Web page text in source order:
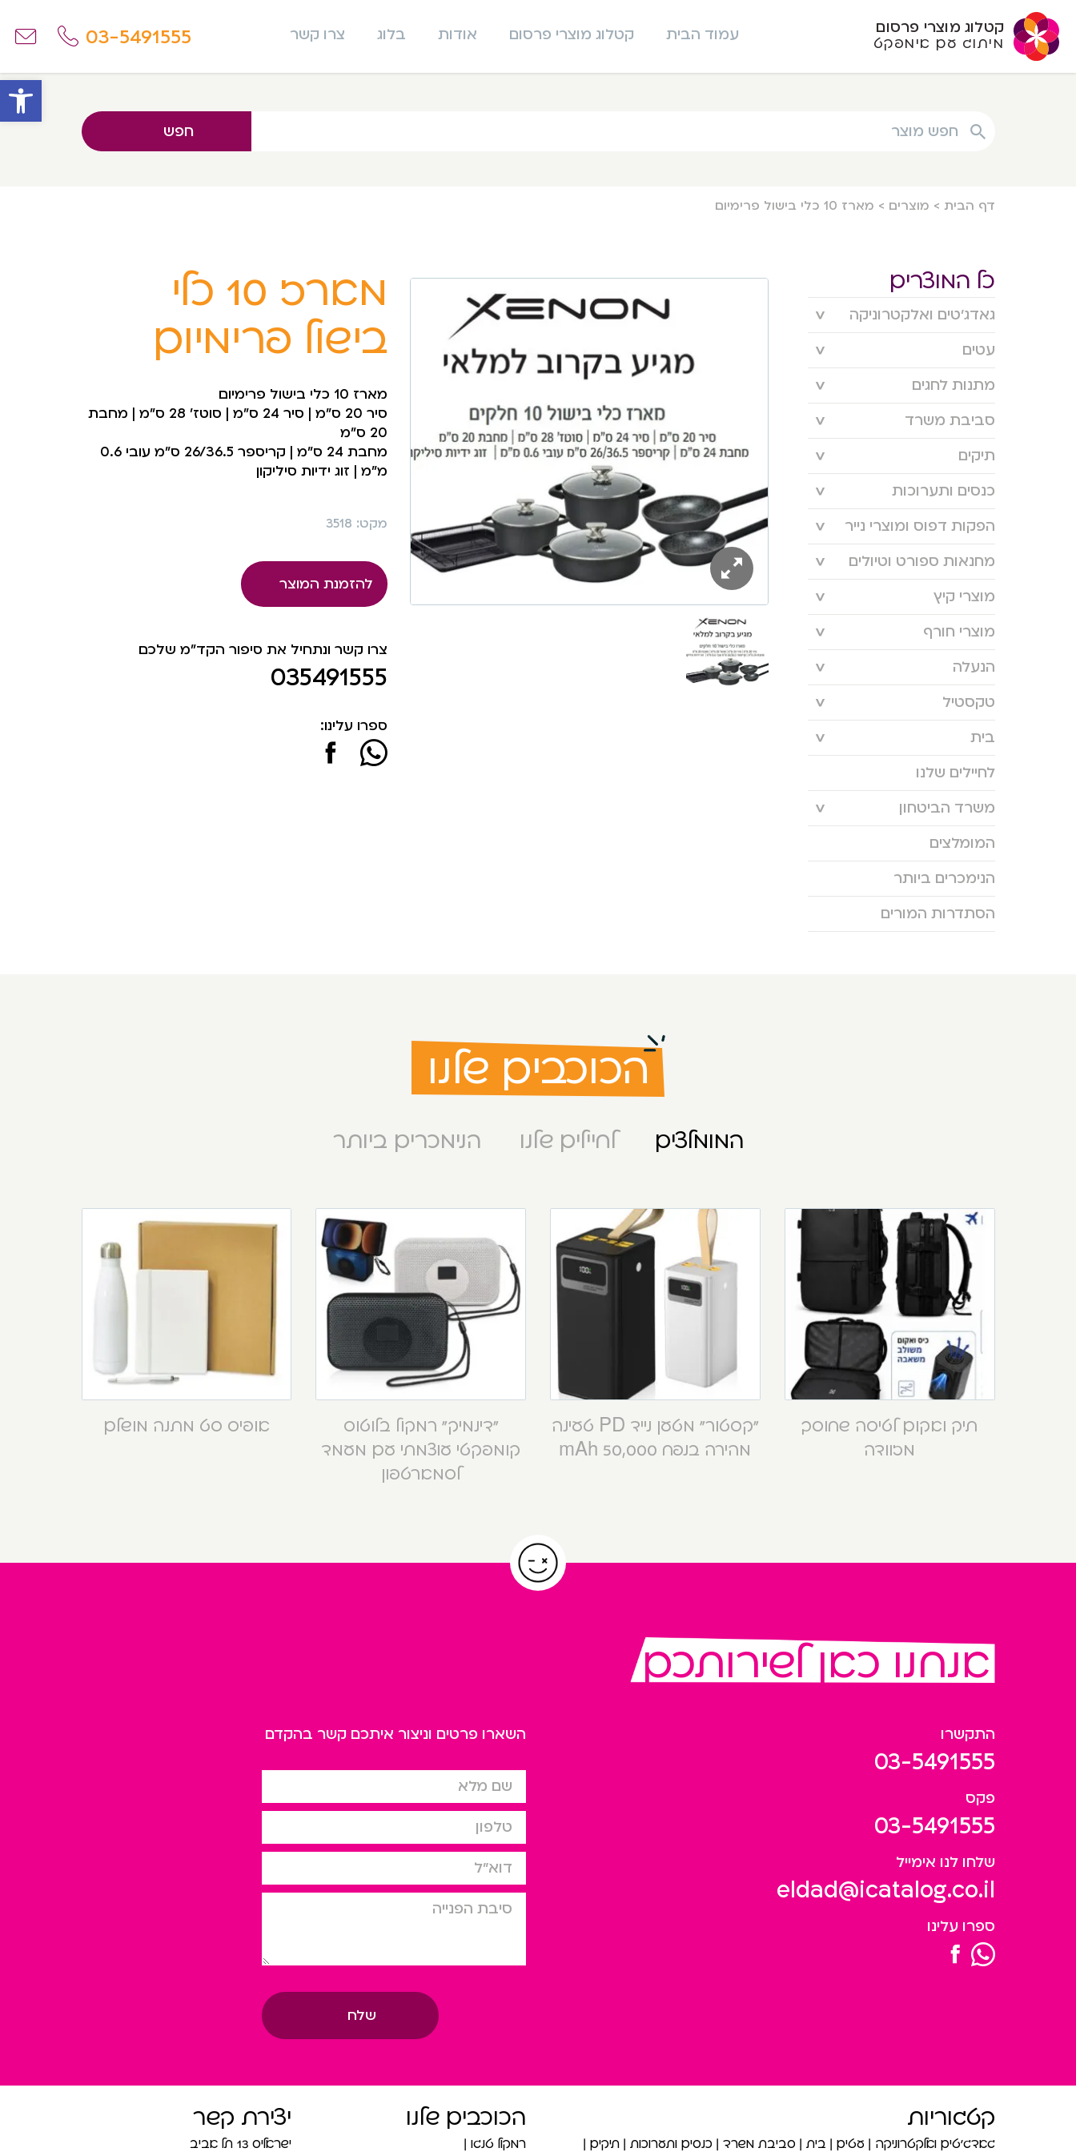
קטלוג מוצרי פרסום
מיתוג עם אימפקט עמוד הבית קטלוג מוצרי פרסום אודות בלוג צרו קשר 03-5491555
חפש מוצר
חפש
דף הבית > מוצרים > מארז 10 כלי בישול פרימיום
כל המוצרים
גאדג’טים ואלקטרוניקה
עטים
מתנות לחגים
סביבת משרד
תיקים
כנסים ותערוכות
הפקות דפוס ומוצרי נייר
מחנאות ספורט וטיולים
מוצרי קיץ
מוצרי חורף
הנעלה
טקסטיל
בית
לחיילים שלנו
משרד הביטחון
המומלצים
הנימכרים ביותר
הסתדרות המורים
מארז 10 כלי
בישול פרימיום
מארז 10 כלי בישול פרימיום
סיר 20 ס”מ | סיר 24 ס”מ | סוטז’ 28 ס”מ | מחבת
20 ס”מ
מחבת 24 ס”מ | קריספר 26/36.5 ס”מ עובי 0.6
מ”מ | זוג ידיות סיליקון
מקט: 3518
להזמנת המוצר
צרו קשר ונתחיל את סיפור הקד"מ שלכם
035491555
ספרו עלינו:
הכוכבים שלנו
המומלצים לחיילים שלנו הנימכרים ביותר
תיק ואקום לטיסה שחוסך
מזוודה
“קסטור” מטען נייד PD טעינה
מהירה בנפח 50,000 mAh
“דינמיק” רמקול בלוטוס
קומפקטי עוצמתי עם מעמד
לסמארטפון
אופיס סט מתנה מושלם
אנחנו כאן לשירותכם
התקשרו
03-5491555
פקס
03-5491555
שלחו לנו אימייל
eldad@icatalog.co.il
ספרו עלינו
השארו פרטים וניצור איתכם קשר בהקדם
שם מלא
טלפון
דוא”ל
סיבת הפניה
שלח
קטגוריות
גאדג’טים ואלקטרוניקה עטים בית סביבת משרד כנסים ותערוכות תיקים
הכוכבים שלנו
רמקול טנגו
יצירת קשר
ישראליס 13 תל אביב